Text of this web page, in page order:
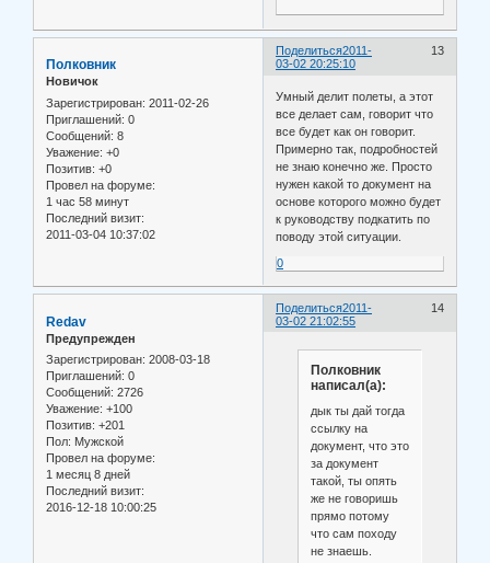
Поделиться 13
2011-
03-02 20:25:10
Полковник
Новичок
Зарегистрирован: 2011-02-26
Приглашений: 0
Сообщений: 8
Уважение: +0
Позитив: +0
Провел на форуме:
1 час 58 минут
Последний визит:
2011-03-04 10:37:02
Умный делит полеты, а этот
все делает сам, говорит что
все будет как он говорит.
Примерно так, подробностей
не знаю конечно же. Просто
нужен какой то документ на
основе которого можно будет
к руководству подкатить по
поводу этой ситуации.
0
Поделиться 14
2011-
03-02 21:02:55
Redav
Предупрежден
Зарегистрирован: 2008-03-18
Приглашений: 0
Сообщений: 2726
Уважение: +100
Позитив: +201
Пол: Мужской
Провел на форуме:
1 месяц 8 дней
Последний визит:
2016-12-18 10:00:25
Полковник
написал(а):
дык ты дай тогда
ссылку на
документ, что это
за документ
такой, ты опять
же не говоришь
прямо потому
что сам походу
не знаешь.